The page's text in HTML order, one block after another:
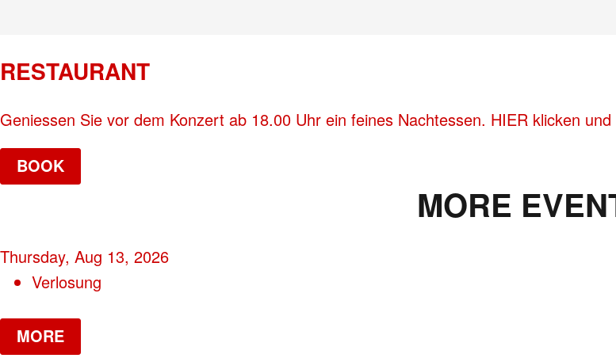
RESTAURANT
Geniessen Sie vor dem Konzert ab 18.00 Uhr ein feines Nachtessen. HIER klicken
BOOK
MORE
Thursday, Aug 13, 2026
Verlosung
MORE